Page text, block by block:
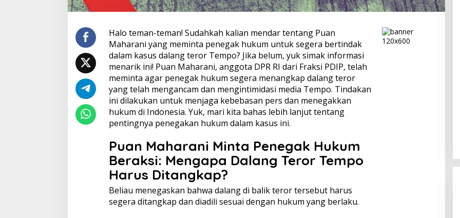
Halo teman-teman! Sudahkah kalian mendar tentang Puan
Maharani yang meminta penegak hukum untuk segera bertindak
dalam kasus dalang teror Tempo? Jika belum, yuk simak informasi
menarik ini! Puan Maharani, anggota DPR RI dari Fraksi PDIP, telah
meminta agar penegak hukum segera menangkap dalang teror
yang telah mengancam dan mengintimidasi media Tempo. Tindakan
ini dilakukan untuk menjaga kebebasan pers dan menegakkan
hukum di Indonesia. Yuk, mari kita bahas lebih lanjut tentang
pentingnya penegakan hukum dalam kasus ini.
Puan Maharani Minta Penegak Hukum
Beraksi: Mengapa Dalang Teror Tempo
Harus Ditangkap?
Beliau menegaskan bahwa dalang di balik teror tersebut harus
segera ditangkap dan diadili sesuai dengan hukum yang berlaku.